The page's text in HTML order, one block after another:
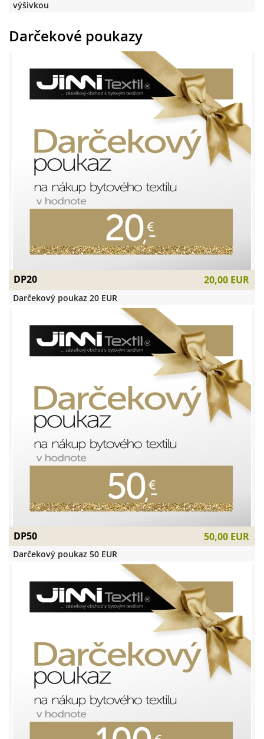
výšivkou
DP20 20,00 EUR
Darčekový poukaz 20 EUR
DP50 50,00 EUR
Darčekový poukaz 50 EUR
Darčekové poukazy